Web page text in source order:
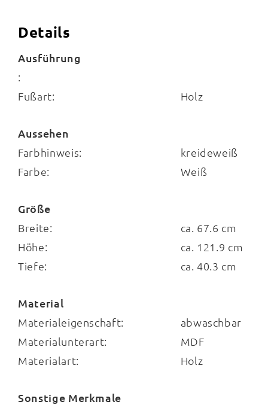
Details
Ausführung
:
Fußart:
Holz
Aussehen
Farbhinweis:
kreideweiß
Farbe:
Weiß
Größe
Breite:
ca. 67.6 cm
Höhe:
ca. 121.9 cm
Tiefe:
ca. 40.3 cm
Material
Materialeigenschaft:
abwaschbar
Materialunterart:
MDF
Materialart:
Holz
Sonstige Merkmale